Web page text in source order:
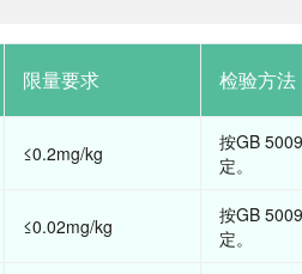
限量要求 检验方法
≤0.2mg/kg
按GB
定。
≤0.02mg/kg
按GB
定。